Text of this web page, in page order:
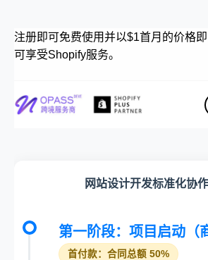
注册即可免费使用并以$1首月的价格即
可享受Shopify服务。
网站设计开发标准化协
第一阶段：项目启动（
首付款：合同总额 50%